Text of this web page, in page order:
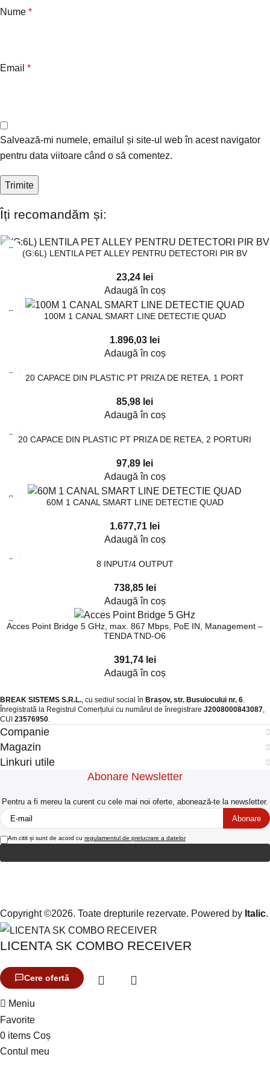
Nume *
Email *
Salvează-mi numele, emailul și site-ul web în acest navigator
pentru data viitoare când o să comentez.
Îți recomandăm și:
(G:6L) LENTILA PET ALLEY PENTRU DETECTORI PIR BV
23,24 lei
Adaugă în coș
100M 1 CANAL SMART LINE DETECTIE QUAD
1.896,03 lei
Adaugă în coș
20 CAPACE DIN PLASTIC PT PRIZA DE RETEA, 1 PORT
85,98 lei
Adaugă în coș
20 CAPACE DIN PLASTIC PT PRIZA DE RETEA, 2 PORTURI
97,89 lei
Adaugă în coș
60M 1 CANAL SMART LINE DETECTIE QUAD
1.677,71 lei
Adaugă în coș
8 INPUT/4 OUTPUT
738,85 lei
Adaugă în coș
Acces Point Bridge 5 GHz, max. 867 Mbps, PoE IN, Management –
TENDA TND-O6
391,74 lei
Adaugă în coș
BREAK SISTEMS S.R.L., cu sediul social în Brașov, str. Busuiocului nr. 6.
Înregistrată la Registrul Comerțului cu numărul de înregistrare J2008000843087,
CUI 23576950.​
Companie
Magazin
Linkuri utile
Abonare Newsletter
Pentru a fi mereu la curent cu cele mai noi oferte, abonează-te la newsletter.
Am citit și sunt de acord cu regulamentul de prelucrare a datelor
Copyright ©2026. Toate drepturile rezervate. Powered by Italic.
LICENTA SK COMBO RECEIVER
Cere ofertă
Meniu
Favorite
0 items Coș
Contul meu